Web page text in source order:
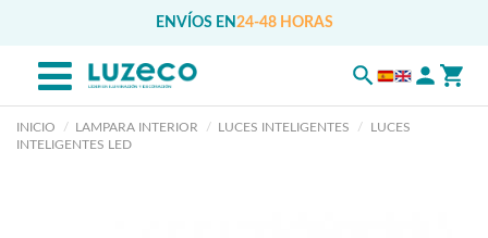
ENVÍOS EN 24-48 HORAS
INICIO LAMPARA INTERIOR LUCES INTELIGENTES
LUCES
INTELIGENTES LED